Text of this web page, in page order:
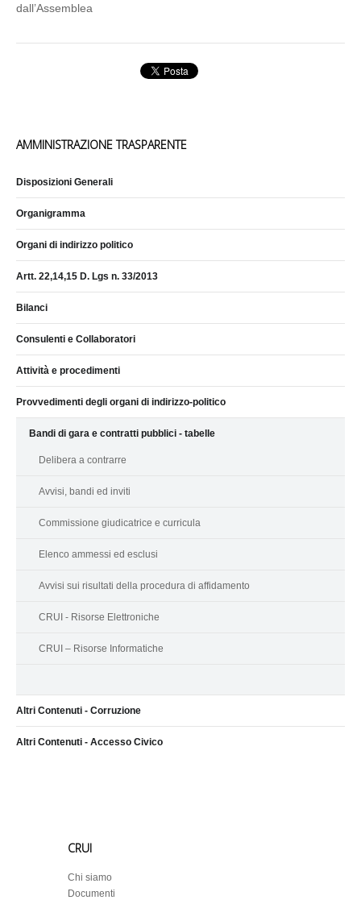
dall’Assemblea
AMMINISTRAZIONE TRASPARENTE
Disposizioni Generali
Organigramma
Organi di indirizzo politico
Artt. 22,14,15 D. Lgs n. 33/2013
Bilanci
Consulenti e Collaboratori
Attività e procedimenti
Provvedimenti degli organi di indirizzo-politico
Bandi di gara e contratti pubblici - tabelle
Delibera a contrarre
Avvisi, bandi ed inviti
Commissione giudicatrice e curricula
Elenco ammessi ed esclusi
Avvisi sui risultati della procedura di affidamento
CRUI - Risorse Elettroniche
CRUI – Risorse Informatiche
Altri Contenuti - Corruzione
Altri Contenuti - Accesso Civico
CRUI
Chi siamo
Documenti